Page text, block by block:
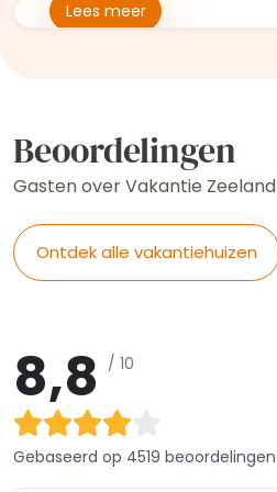
Lees meer
Beoordelingen
Gasten over Vakantie Zeeland
Ontdek alle vakantiehuizen
8,8 / 10
Gebaseerd op 4519 beoordelingen